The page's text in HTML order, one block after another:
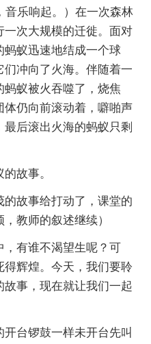
音乐响起。）在一次森林
次大规模的迁徙。面对
蚂蚁迅速地结成一个球
冲向了火海。伴随着一
蚂蚁被火吞噬了，烧焦
仍向前滚动着，噼啪声
后滚出火海的蚂蚁只剩
故事。
故事给打动了，课堂的
教师的叙述继续）
有谁不渴望生呢？可
辉煌。今天，我们要聆
事，现在就让我们一起
台锣鼓一样未开台先叫